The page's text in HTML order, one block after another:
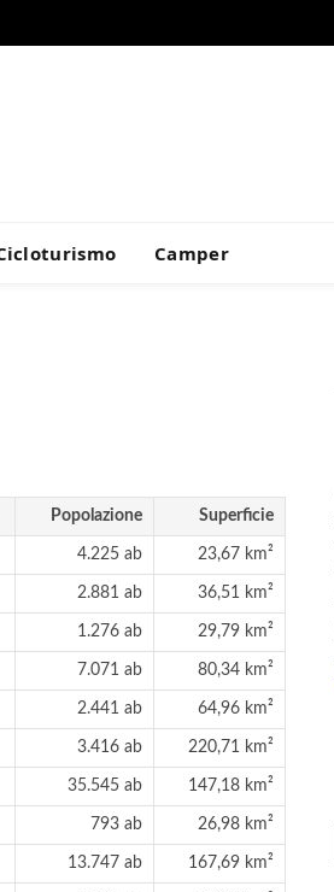
Camper
Popolazione Superficie
4.225 ab 23,67 km²
2.881 ab 36,51 km²
1.276 ab 29,79 km²
7.071 ab 80,34 km²
2.441 ab 64,96 km²
3.416 ab 220,71 km²
35.545 ab 147,18 km²
793 ab 26,98 km²
13.747 ab 167,69 km²